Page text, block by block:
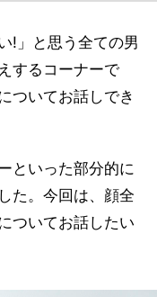
!」と思う全ての男
するコーナーで
ついてお話しでき
といった部分的に
た。今回は、顔全
ついてお話したい